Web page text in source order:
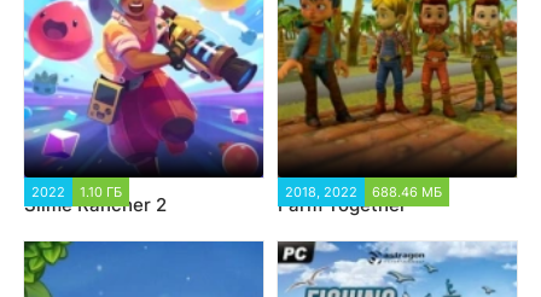
2022 1.10 ГБ
Slime Rancher 2
2018, 2022 688.46 МБ
Farm Together